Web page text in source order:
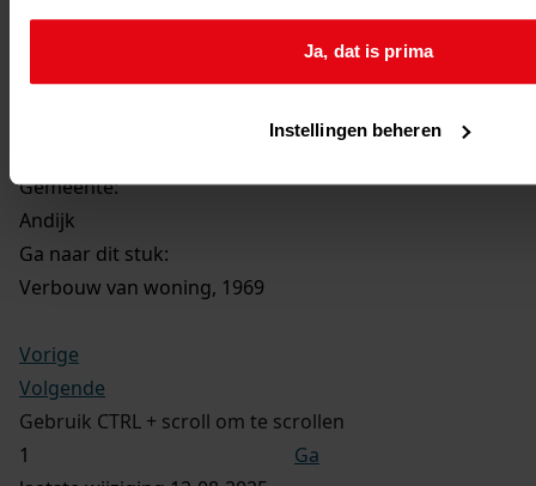
Ja, dat is prima
Instellingen beheren
Andijk, Dijkweg 301
Gemeente:
Andijk
Ga naar dit stuk:
Verbouw van woning, 1969
Vorige
Volgende
Gebruik CTRL + scroll om te scrollen
Ga